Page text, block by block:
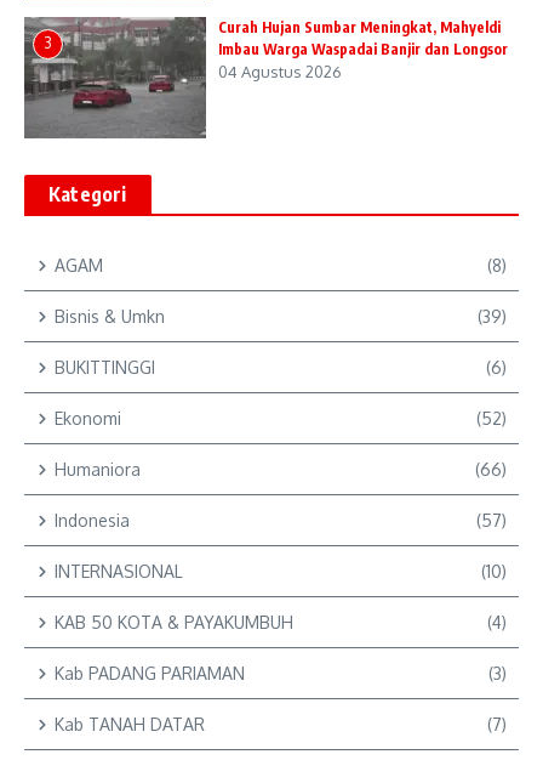
3
Curah Hujan Sumbar Meningkat, Mahyeldi
Imbau Warga Waspadai Banjir dan Longsor
04 Agustus 2026
Kategori
AGAM (8)
Bisnis & Umkn (39)
BUKITTINGGI (6)
Ekonomi (52)
Humaniora (66)
Indonesia (57)
INTERNASIONAL (10)
KAB 50 KOTA & PAYAKUMBUH (4)
Kab PADANG PARIAMAN (3)
Kab TANAH DATAR (7)